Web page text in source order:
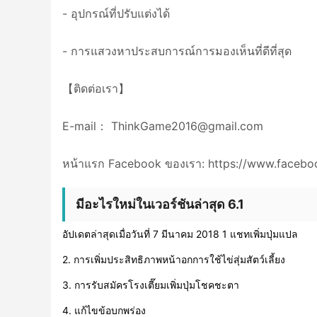
- อุปกรณ์ที่ปรับแต่งได้
- การแสวงหาประสบการณ์การมองเห็นที่ดีที่สุด
【ติดต่อเรา】
E-mail： ThinkGame2016@gmail.com
หน้าแรก Facebook ของเรา: https://
มีอะไรใหม่ในเวอร์ชันล่าสุด 6.1
อัปเดตล่าสุดเมื่อวันที่ 7 มีนาคม 2018 1 แชทเพิ่มปุ่มแปล
2. การเพิ่มประสิทธิภาพหน้าอกการใช้ไข่สุ่มสัตว์เลี้ยง
3. การรับสมัครโรงเตี๊ยมเพิ่มปุ่มโชคชะตา
4. แก้ไขข้อบกพร่อง